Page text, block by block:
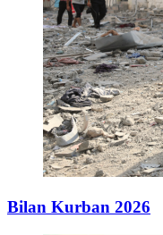
Bilan Kurban 2026